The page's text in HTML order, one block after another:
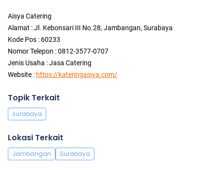
Aisya Catering
Alamat : Jl. Kebonsari III No.28, Jambangan, Surabaya
Kode Pos : 60233
Nomor Telepon : 0812-3577-0707
Jenis Usaha : Jasa Catering
Website : https://kateringaisya.com/
Topik Terkait
surabaya
Lokasi Terkait
Jambangan Surabaya